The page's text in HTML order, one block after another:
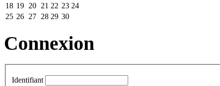
18 19 20 21 22 23 24
25 26 27 28 29 30
Connexion
Identifiant